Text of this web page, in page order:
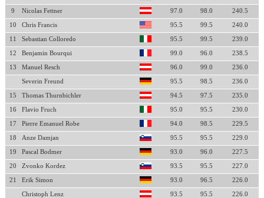
9 Nicolas Fettner 97.0 98.0 240.5
10 Chris Francis 95.5 99.5 240.0
11 Sebastian Colloredo 95.5 99.5 239.0
12 Benjamin Bourqui 99.0 96.0 238.5
13 Manuel Resch 96.0 99.0 236.0
Severin Freund 95.5 98.5 236.0
15 Thomas Thurnbichler 94.5 97.5 235.0
16 Flavio Fruch 95.0 95.5 230.0
17 Pierre Emanuel Robe 94.0 98.5 229.5
18 Anze Damjan 95.5 95.5 229.0
19 Pascal Bodmer 93.0 96.0 227.5
20 Zvonko Kordez 93.5 95.5 227.0
21 Erik Simon 93.0 96.5 226.0
Christoph Lenz 93.5 95.5 226.0